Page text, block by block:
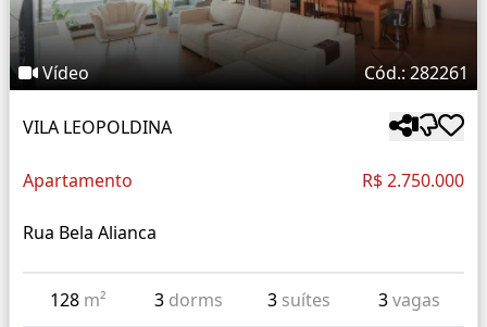
Vídeo Cód.: 282261
VILA LEOPOLDINA
Apartamento R$ 2.750.000
Rua Bela Alianca
128 m² 3 dorms 3 suítes 3vagas